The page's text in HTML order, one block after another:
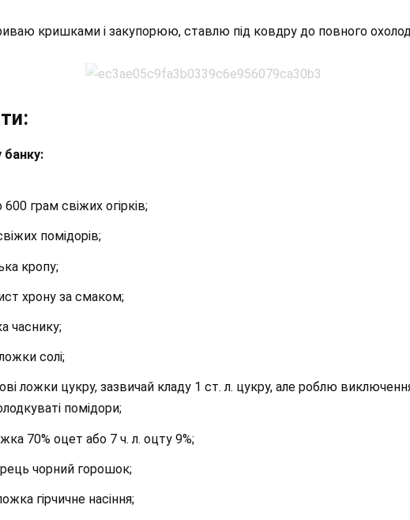
кришками і закупорюю, ставлю під ковдру до повного
банку:
грам свіжих огірків;
помідорів;
кропу;
хрону за смаком;
часнику;
солі;
ложки цукру, зазвичай кладу 1 ст. л. цукру, але роблю
помідори;
70% оцет або 7 ч. л. оцту 9%;
чорний горошок;
гірчичне насіння;